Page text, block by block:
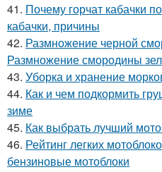
41. Почему горчат кабачки
кабачки, причины
42. Размножение черной
Размножение смородины
43. Уборка и хранение
44. Как и чем подкормить
зиме
45. Как выбрать лучший
46. Рейтинг легких
бензиновые мотоблоки